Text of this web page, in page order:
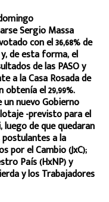
Sergio Massa
con el 36,68% de
de esta forma, el
de las PASO y
a la Casa Rosada de
el 29,99%.
nuevo Gobierno
-previsto para el
de que quedaran
a la
por el Cambio (JxC);
País (HxNP) y
y los Trabajadores